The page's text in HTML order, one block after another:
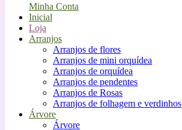
Minha Conta
Inicial
Loja
Arranjos
Arranjos de flores
Arranjos de mini orquídea
Arranjos de orquídea
Arranjos de pendentes
Arranjos de Rosas
Arranjos de folhagem e verdinhos
Árvore
Árvore